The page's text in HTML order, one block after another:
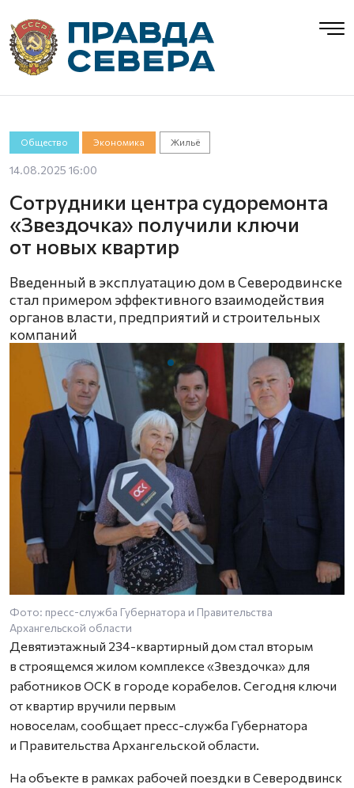
Общество Экономика Жильё
14.08.2025 16:00
Сотрудники центра судоремонта
«Звездочка» получили ключи
от новых квартир
Введенный в эксплуатацию дом в Северодвинске
стал примером эффективного взаимодействия
органов власти, предприятий и строительных
компаний
Фото: пресс-служба Губернатора и Правительства
Архангельской области
Девятиэтажный 234-квартирный дом стал вторым
в строящемся жилом комплексе «Звездочка» для
работников ОСК в городе корабелов. Сегодня ключи
от квартир вручили первым
новоселам, сообщает пресс-служба Губернатора
и Правительства Архангельской области.
На объекте в рамках рабочей поездки в Северодвинск